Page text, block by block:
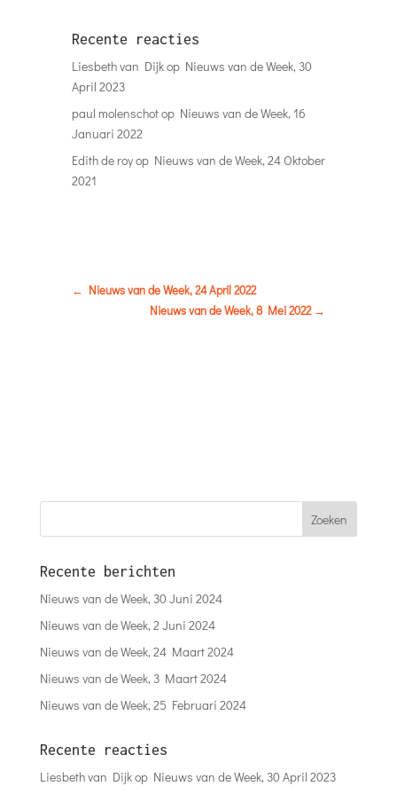
Recente reacties
Liesbeth van Dijkop Nieuws van de Week, 30
April 2023
paul molenschotop Nieuws van de Week, 16
Januari 2022
Edith de royop Nieuws van de Week, 24 Oktober
2021
← Nieuws van de Week, 24 April 2022
Nieuws van de Week, 8 Mei 2022→
Recente berichten
Nieuws van de Week, 30 Juni 2024
Nieuws van de Week, 2 Juni 2024
Nieuws van de Week, 24 Maart 2024
Nieuws van de Week, 3 Maart 2024
Nieuws van de Week, 25 Februari 2024
Recente reacties
Liesbeth van Dijkop Nieuws van de Week, 30 April 2023